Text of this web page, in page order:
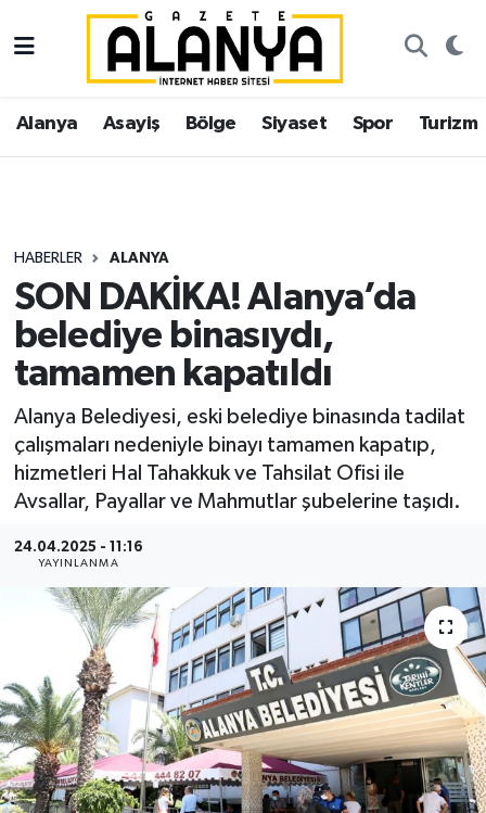
Alanya Asayiş Bölge Siyaset Spor Turizm
HABERLER ALANYA
SON DAKİKA! Alanya’da
belediye binasıydı,
tamamen kapatıldı
Alanya Belediyesi, eski belediye binasında tadilat
çalışmaları nedeniyle binayı tamamen kapatıp,
hizmetleri Hal Tahakkuk ve Tahsilat Ofisi ile
Avsallar, Payallar ve Mahmutlar şubelerine taşıdı.
24.04.2025 - 11:16
YAYINLANMA
Alanya
Asayiş
Siyaset
Spor
Ekonomi
Gazipaşa
İstanbul Nöbetçi Eczaneler
İstanbul Hava Durumu
Süper Lig Puan Durumu ve Fikstür
Tüm Manşetler
Son Dakika Haberleri
Haber Arşivi